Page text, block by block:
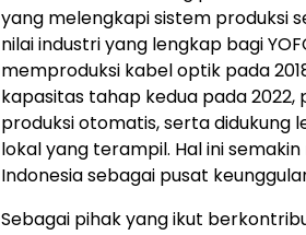
yang melengkapi sistem produksi
nilai industri yang lengkap bagi
memproduksi kabel optik pada
kapasitas tahap kedua pada
produksi otomatis, serta didukung
lokal yang terampil. Hal ini
Indonesia sebagai pusat
Sebagai pihak yang ikut